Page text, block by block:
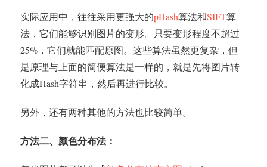
实际应用中，往往采用更强大的pHash算法和SIFT算
法，它们能够识别图片的变形。只要变形程度不超过
25%，它们就能匹配原图。这些算法虽然更复杂，但
是原理与上面的简便算法是一样的，就是先将图片转
化成Hash字符串，然后再进行比较。
另外，还有两种其他的方法也比较简单。
方法二、颜色分布法：